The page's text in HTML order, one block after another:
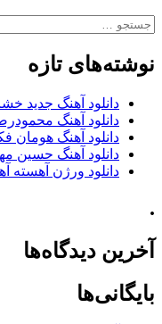
جستجو
نوشته‌های تازه
دانلود آهنگ جدید
دانلود آهنگ
دانلود آهنگ هومان
دانلود آهنگ حسین
دانلود ورژن آهسته
.
آخرین دیدگاه‌ها
بایگانی‌ها